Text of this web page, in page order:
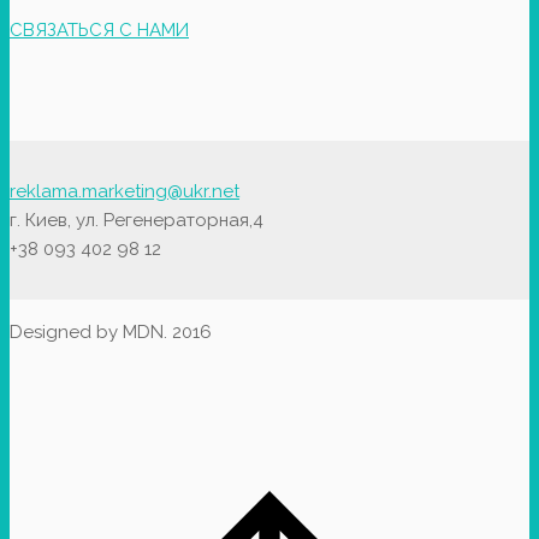
СВЯЗАТЬСЯ С НАМИ
reklama.marketing@ukr.net
г. Киев, ул. Регенераторная,4
+38 093 402 98 12
Designed by MDN. 2016